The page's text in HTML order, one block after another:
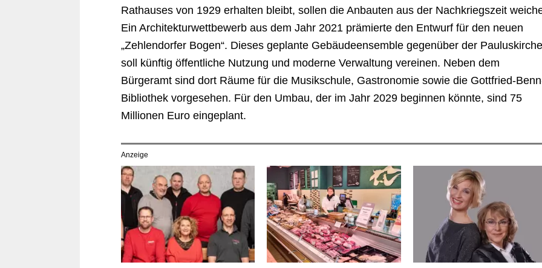
Rathauses von 1929 erhalten bleibt, sollen die Anbauten aus der Nachkriegszeit
Ein Architekturwettbewerb aus dem Jahr 2021 prämierte den Entwurf für den neuen
„Zehlendorfer Bogen“. Dieses geplante Gebäudeensemble gegenüber der Pauluskirche
soll künftig öffentliche Nutzung und moderne Verwaltung vereinen. Neben dem
Bürgeramt sind dort Räume für die Musikschule, Gastronomie sowie die Gottfried-
Bibliothek vorgesehen. Für den Umbau, der im Jahr 2029 beginnen könnte, sind 75
Millionen Euro eingeplant.
Anzeige